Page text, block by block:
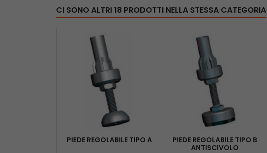
CI SONO ALTRI 18 PRODOTTI NELLA STESSA CATEGORIA
PIEDE REGOLABILE TIPO A
PIEDE REGOLABILE TIPO B
ANTISCIVOLO